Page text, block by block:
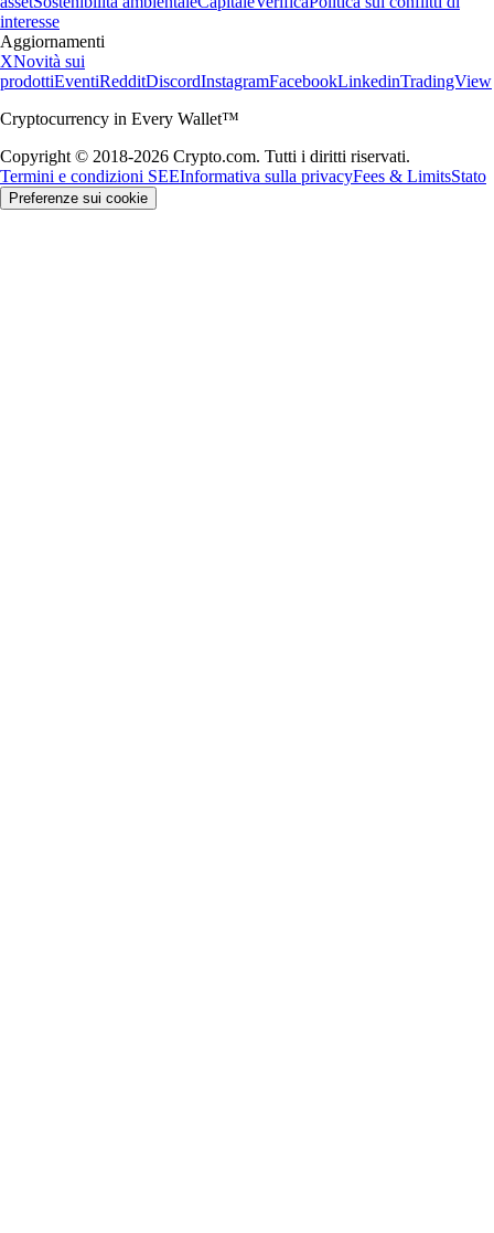
interesse
Aggiornamenti
XNovità sui
prodottiEventiRedditDiscordInstagramFacebookLinkedinTradingView
Cryptocurrency in Every Wallet™
Copyright © 2018-2026 Crypto.com. Tutti i diritti riservati.
Termini e condizioni SEEInformativa sulla privacyFees & LimitsStato
Preferenze sui cookie